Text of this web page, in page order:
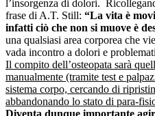
l’insorgenza di dolori.
frase di A.T. Still: “La vita è
infatti ciò che non si muove è
una qualsiasi area corporea che
vada incontro a dolori e
Il compito dell’osteopata sarà
manualmente (tramite test e
sistema corpo, cercando di
abbandonando lo stato di para-
Diventa dunque importante